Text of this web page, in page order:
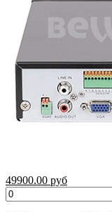
49900.00 руб